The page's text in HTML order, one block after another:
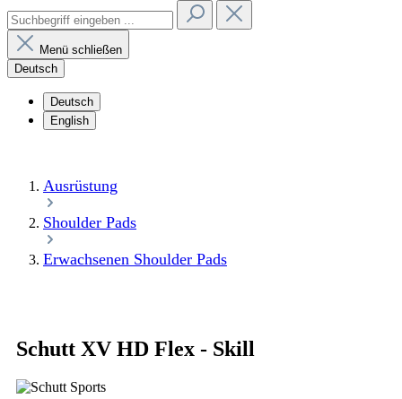
Menü schließen
Deutsch
Deutsch
English
Ausrüstung
Shoulder Pads
Erwachsenen Shoulder Pads
Schutt XV HD Flex - Skill